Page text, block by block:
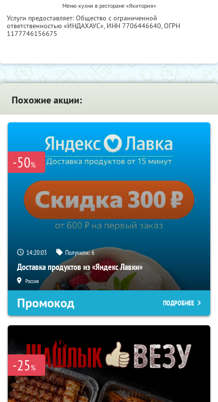
Меню кухни в ресторане «Якитория»
Услуги предоставляет: Общество с ограниченной
ответственностью «ИНДАХАУС», ИНН 7706446640, ОГРН
1177746156675
Похожие акции:
-50%
14:20:02 Получили:6
Доставка продуктов из «Яндекс Лавки»
Россия
Промокод ПОДРОБНЕЕ
-25%